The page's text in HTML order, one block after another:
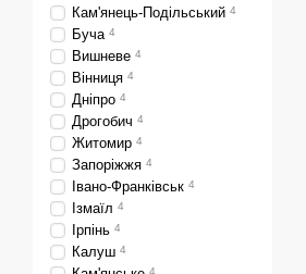
Кам'янець-Подільський 4
Буча 4
Вишневе 4
Вінниця 4
Дніпро 4
Дрогобич 4
Житомир 4
Запоріжжя 4
Івано-Франківськ 4
Ізмаїл 4
Ірпінь 4
Калуш 4
4